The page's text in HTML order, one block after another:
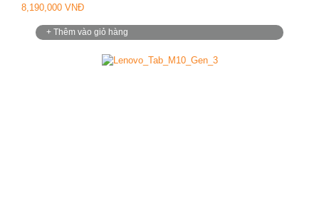
13.0MP/Android 11)
8,190,000 VNĐ
+ Thêm vào giỏ hàng